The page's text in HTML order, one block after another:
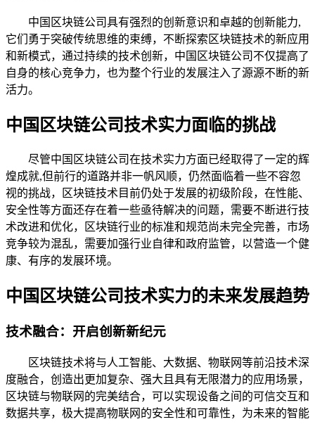
中国区块链公司具有强烈的创新意识和卓越的创新能力,
它们勇于突破传统思维的束缚，不断探索区块链技术的新应用
和新模式，通过持续的技术创新，中国区块链公司不仅提高了
自身的核心竞争力，也为整个行业的发展注入了源源不断的新
活力。
中国区块链公司技术实力面临的挑战
尽管中国区块链公司在技术实力方面已经取得了一定的辉
煌成就,但前行的道路并非一帆风顺，仍然面临着一些不容忽
视的挑战，区块链技术目前仍处于发展的初级阶段，在性能、
安全性等方面还存在着一些亟待解决的问题，需要不断进行技
术改进和优化，区块链行业的标准和规范尚未完全完善，市场
竞争较为混乱，需要加强行业自律和政府监管，以营造一个健
康、有序的发展环境。
中国区块链公司技术实力的未来发展趋势
技术融合：开启创新新纪元
区块链技术将与人工智能、大数据、物联网等前沿技术深
度融合，创造出更加复杂、强大且具有无限潜力的应用场景，
区块链与物联网的完美结合，可以实现设备之间的可信交互和
数据共享，极大提高物联网的安全性和可靠性，为未来的智能